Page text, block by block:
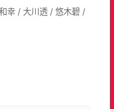
幸 / 大川透 / 悠木碧 /